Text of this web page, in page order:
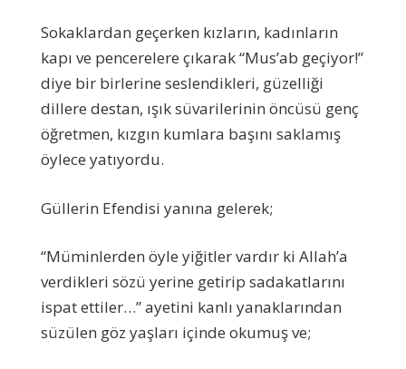
Sokaklardan geçerken kızların, kadınların
kapı ve pencerelere çıkarak “Mus’ab geçiyor!”
diye bir birlerine seslendikleri, güzelliği
dillere destan, ışık süvarilerinin öncüsü genç
öğretmen, kızgın kumlara başını saklamış
öylece yatıyordu.
Güllerin Efendisi yanına gelerek;
“Müminlerden öyle yiğitler vardır ki Allah’a
verdikleri sözü yerine getirip sadakatlarını
ispat ettiler…” ayetini kanlı yanaklarından
süzülen göz yaşları içinde okumuş ve;